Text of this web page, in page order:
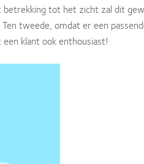
tot het zicht zal dit
tweede, omdat er een
klant ook enthousiast!